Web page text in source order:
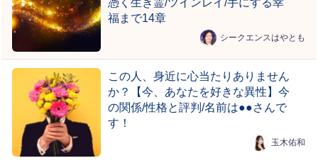
福まで14章
シークエンスはやとも
この人、身近に心当たりありません
か？【今、あなたを好きな異性】今
の関係/性格と評判/名前は●●さんで
す！
玉木佑和